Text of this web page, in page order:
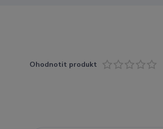
Ohodnotit produkt